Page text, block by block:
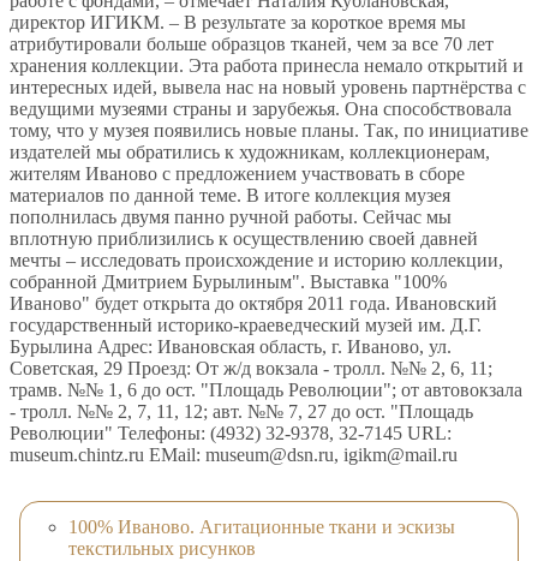
директор ИГИКМ. – В результате за короткое время мы
атрибутировали больше образцов тканей, чем за все 70 лет
хранения коллекции. Эта работа принесла немало открытий и
интересных идей, вывела нас на новый уровень партнёрства с
ведущими музеями страны и зарубежья. Она способствовала
тому, что у музея появились новые планы. Так, по инициативе
издателей мы обратились к художникам, коллекционерам,
жителям Иваново с предложением участвовать в сборе
материалов по данной теме. В итоге коллекция музея
пополнилась двумя панно ручной работы. Сейчас мы
вплотную приблизились к осуществлению своей давней
мечты – исследовать происхождение и историю коллекции,
собранной Дмитрием Бурылиным". Выставка "100%
Иваново" будет открыта до октября 2011 года. Ивановский
государственный историко-краеведческий музей им. Д.Г.
Бурылина Адрес: Ивановская область, г. Иваново, ул.
Советская, 29 Проезд: От ж/д вокзала - тролл. №№ 2, 6, 11;
трамв. №№ 1, 6 до ост. "Площадь Революции"; от автовокзала
- тролл. №№ 2, 7, 11, 12; авт. №№ 7, 27 до ост. "Площадь
Революции" Телефоны: (4932) 32-9378, 32-7145 URL:
museum.chintz.ru EMail: museum@dsn.ru, igikm@mail.ru
100% Иваново. Агитационные ткани и эскизы
текстильных рисунков